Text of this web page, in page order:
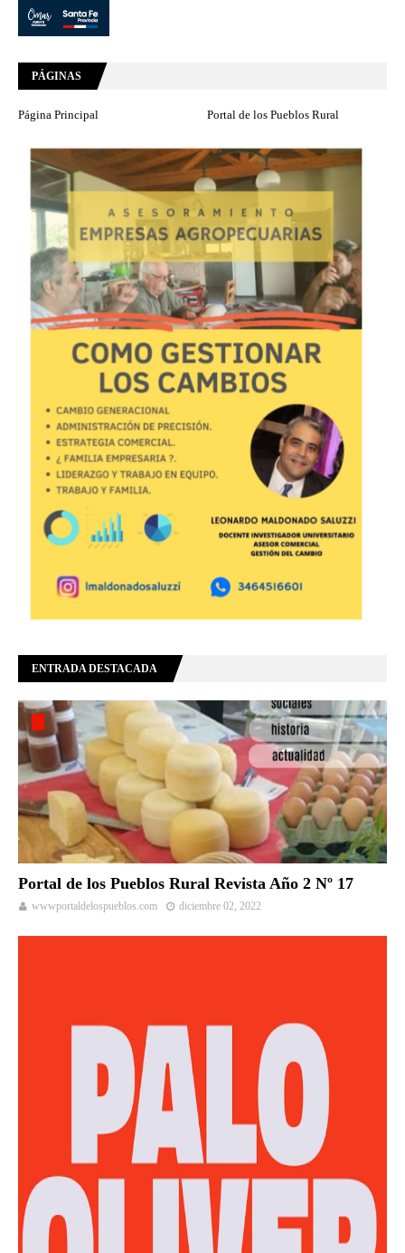
PÁGINAS
Página Principal Portal de los Pueblos Rural
ENTRADA DESTACADA
Portal de los Pueblos Rural Revista Año 2 Nº 17
wwwportaldelospueblos.com diciembre 02, 2022